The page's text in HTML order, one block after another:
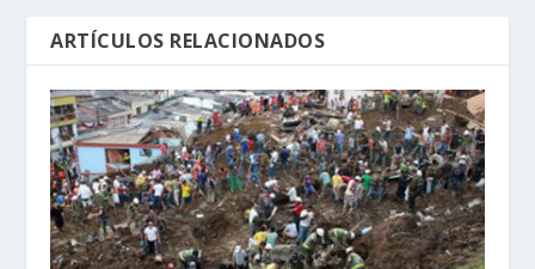
ARTÍCULOS RELACIONADOS